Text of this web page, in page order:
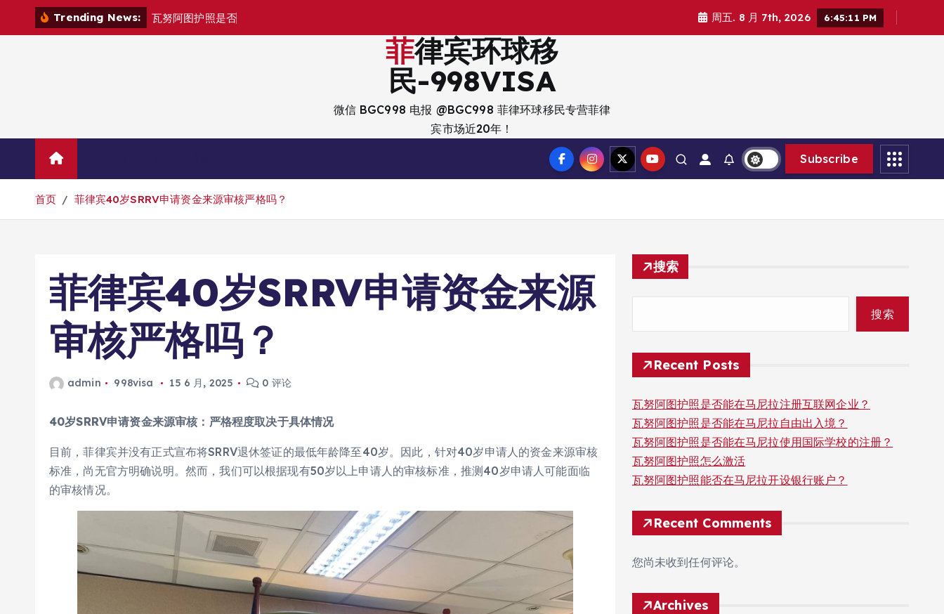
Trending News: 瓦努阿图护照是否 周五. 8 月 7th, 2026 6:45:12 PM
菲律宾环球移
民-998VISA
微信 BGC998 电报 @BGC998 菲律环球移民专营菲律
宾市场近20年！
Subscribe
首页 菲律宾40岁SRRV申请资金来源审核严格吗？
菲律宾40岁SRRV申请资金来源
审核严格吗？
admin 998visa 15 6 月, 2025 0 评论
40岁SRRV申请资金来源审核：严格程度取决于具体情况
目前，菲律宾并没有正式宣布将SRRV退休签证的最低年龄降至40岁。因此，针对40岁申请人的资金来源审核
标准，尚无官方明确说明。然而，我们可以根据现有50岁以上申请人的审核标准，推测40岁申请人可能面临
的审核情况。
搜索
搜索
Recent Posts
瓦努阿图护照是否能在马尼拉注册互联网企业？
瓦努阿图护照是否能在马尼拉自由出入境？
瓦努阿图护照是否能在马尼拉使用国际学校的注册？
瓦努阿图护照怎么激活
瓦努阿图护照能否在马尼拉开设银行账户？
Recent Comments
您尚未收到任何评论。
Archives